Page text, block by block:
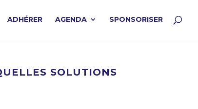
ADHÉRER AGENDA SPONSORISER
SOLUTIONS